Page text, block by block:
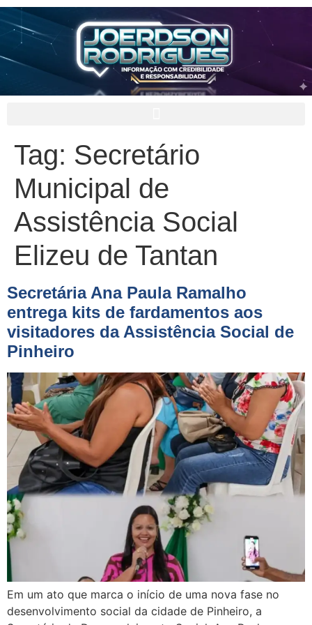
Tag: Secretário
Municipal de
Assistência Social
Elizeu de Tantan
Secretária Ana Paula Ramalho
entrega kits de fardamentos aos
visitadores da Assistência Social de
Pinheiro
Em um ato que marca o início de uma nova fase no
desenvolvimento social da cidade de Pinheiro, a